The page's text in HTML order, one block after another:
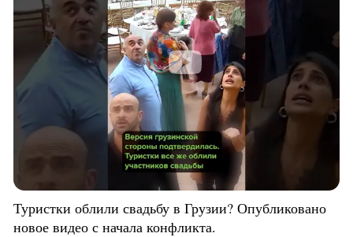
Туристки облили свадьбу в Грузии? Опубликовано
новое видео с начала конфликта.